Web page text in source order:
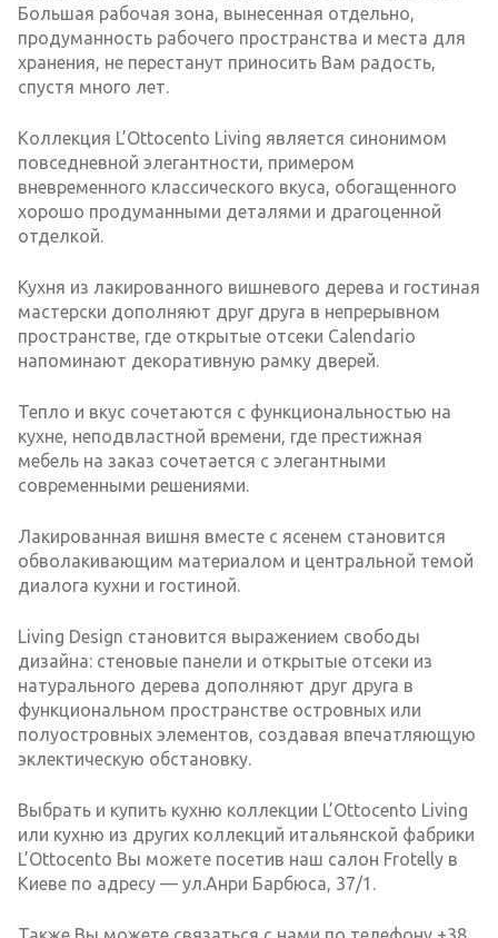
Большая рабочая зона, вынесенная отдельно,
продуманность рабочего пространства и места для
хранения, не перестанут приносить Вам радость,
спустя много лет.
Коллекция L’Ottocento Living является синонимом
повседневной элегантности, примером
вневременного классического вкуса, обогащенного
хорошо продуманными деталями и драгоценной
отделкой.
Кухня из лакированного вишневого дерева и гостиная
мастерски дополняют друг друга в непрерывном
пространстве, где открытые отсеки Calendario
напоминают декоративную рамку дверей.
Тепло и вкус сочетаются с функциональностью на
кухне, неподвластной времени, где престижная
мебель на заказ сочетается с элегантными
современными решениями.
Лакированная вишня вместе с ясенем становится
обволакивающим материалом и центральной темой
диалога кухни и гостиной.
Living Design становится выражением свободы
дизайна: стеновые панели и открытые отсеки из
натурального дерева дополняют друг друга в
функциональном пространстве островных или
полуостровных элементов, создавая впечатляющую
эклектическую обстановку.
Выбрать и купить кухню коллекции L’Ottocento Living
или кухню из других коллекций итальянской фабрики
L’Ottocento Вы можете посетив наш салон Frotelly в
Киеве по адресу — ул.Анри Барбюса, 37/1.